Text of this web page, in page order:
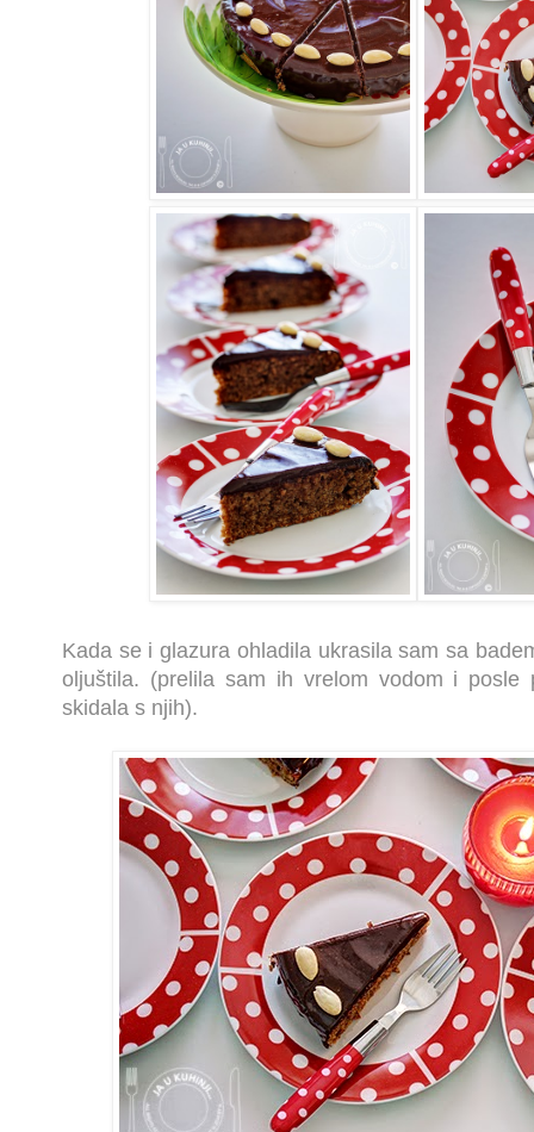
Kada se i glazura ohladila ukrasila sam sa
oljuštila. (prelila sam ih vrelom vodom i posle
skidala s njih).